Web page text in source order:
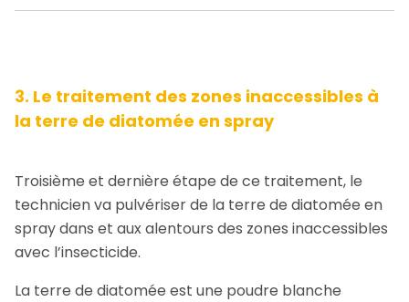
3. Le traitement des zones inaccessibles à
la terre de diatomée en spray
Troisième et dernière étape de ce traitement, le
technicien va pulvériser de la terre de diatomée en
spray dans et aux alentours des zones inaccessibles
avec l’insecticide.
La terre de diatomée est une poudre blanche